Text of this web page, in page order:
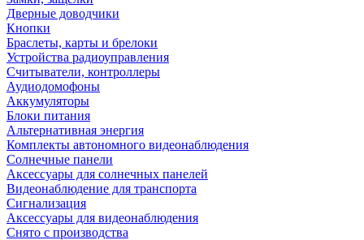
Дверные доводчики
Кнопки
Браслеты, карты и брелоки
Устройства радиоуправления
Считыватели, контроллеры
Аудиодомофоны
Аккумуляторы
Блоки питания
Альтернативная энергия
Комплекты автономного видеонаблюдения
Солнечные панели
Аксессуары для солнечных панелей
Видеонаблюдение для транспорта
Сигнализация
Аксессуары для видеонаблюдения
Снято с производства